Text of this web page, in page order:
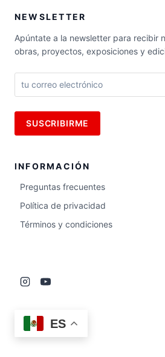
NEWSLETTER
Apúntate a la newsletter para recibir
obras, proyectos, exposiciones y
INFORMACIÓN
Preguntas frecuentes
Política de privacidad
Términos y condiciones
ES